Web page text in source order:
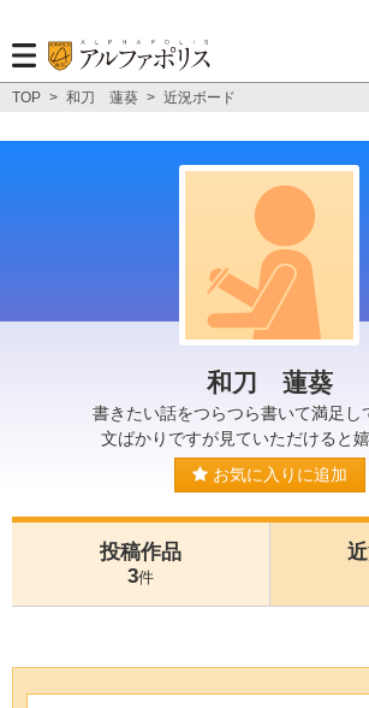
TOP > 和刀 蓮葵 > 近況ボード
和刀 蓮葵
書きたい話をつらつら書いて満足し
文ばかりですが見ていただけると
お気に入りに追加
投稿作品
3件